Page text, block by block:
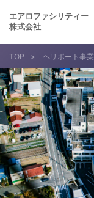
エアロファシリティー
株式会社
選ばれる理由
事業紹介
実績紹介
企業情報
TOP > ヘリポート事業